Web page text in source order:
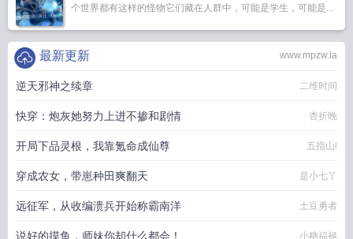
个世界都有这样的怪物它们藏在人群中，可能是学生，可能是...
www.mpzw.la
最新更新
逆天邪神之续章 二维时间
快穿：炮灰她努力上进不掺和剧情 杏折晚
开局下品灵根，我靠氪命成仙尊 五指山l
穿成农女，带崽种田爽翻天 是小七丫
远征军，从收编溃兵开始称霸南洋 土豆勇者
说好的摸鱼，师妹你却什么都会！ 小糖福禄